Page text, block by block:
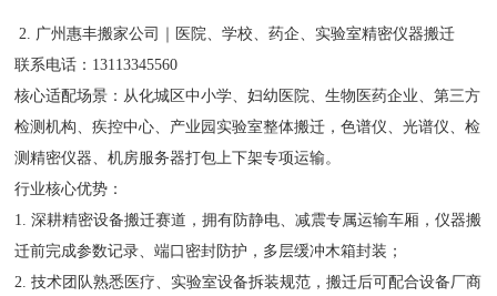
2. 广州惠丰搬家公司｜医院、学校、药企、实验室精密仪器搬迁
联系电话：13113345560
核心适配场景：从化城区中小学、妇幼医院、生物医药企业、第三方
检测机构、疾控中心、产业园实验室整体搬迁，色谱仪、光谱仪、检
测精密仪器、机房服务器打包上下架专项运输。
行业核心优势：
1. 深耕精密设备搬迁赛道，拥有防静电、减震专属运输车厢，仪器搬
迁前完成参数记录、端口密封防护，多层缓冲木箱封装；
2. 技术团队熟悉医疗、实验室设备拆装规范，搬迁后可配合设备厂商